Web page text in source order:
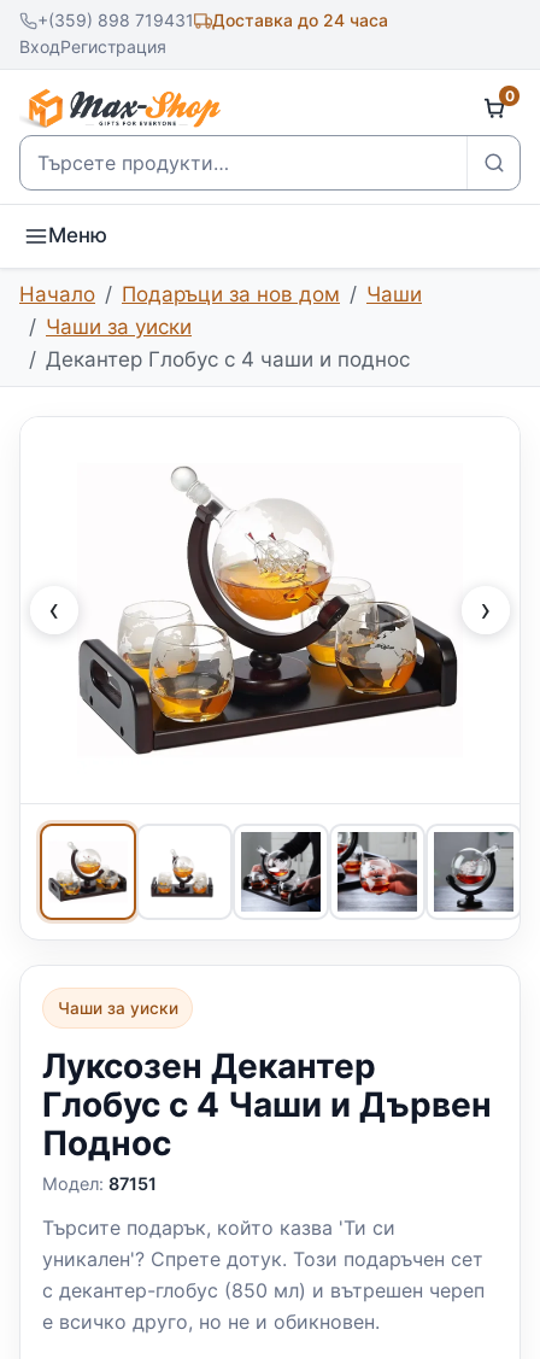
+(359) 898 719431
Доставка до 24 часа
ВходРегистрация
Търсене
0
Меню
Начало Подаръци за нов дом
Чаши
Чаши за уиски
Декантер Глобус с 4 чаши и поднос
‹ ›
Чаши за уиски
Луксозен Декантер
Глобус с 4 Чаши и Дървен
Поднос
Модел:87151
Търсите подарък, който казва 'Ти си
уникален'? Спрете дотук. Този подаръчен сет
с декантер-глобус (850 мл) и вътрешен череп
е всичко друго, но не и обикновен.